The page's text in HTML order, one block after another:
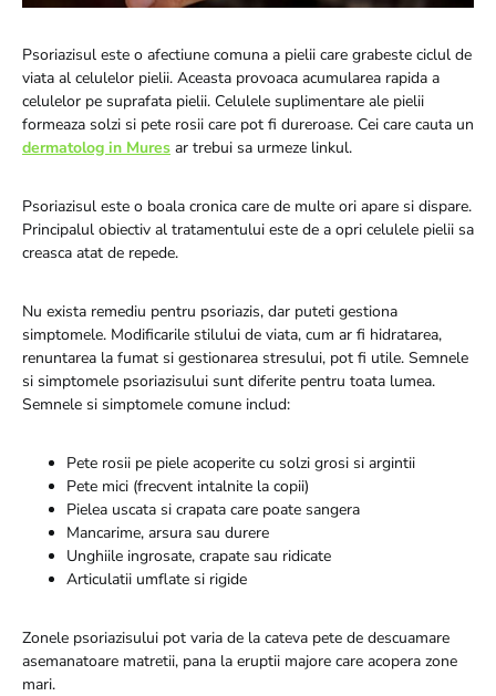
Psoriazisul este o afectiune comuna a pielii care grabeste ciclul de
viata al celulelor pielii. Aceasta provoaca acumularea rapida a
celulelor pe suprafata pielii. Celulele suplimentare ale pielii
formeaza solzi si pete rosii care pot fi dureroase. Cei care cauta un
dermatolog in Mures ar trebui sa urmeze linkul.
Psoriazisul este o boala cronica care de multe ori apare si dispare.
Principalul obiectiv al tratamentului este de a opri celulele pielii sa
creasca atat de repede.
Nu exista remediu pentru psoriazis, dar puteti gestiona
simptomele. Modificarile stilului de viata, cum ar fi hidratarea,
renuntarea la fumat si gestionarea stresului, pot fi utile. Semnele
si simptomele psoriazisului sunt diferite pentru toata lumea.
Semnele si simptomele comune includ:
Pete rosii pe piele acoperite cu solzi grosi si argintii
Pete mici (frecvent intalnite la copii)
Pielea uscata si crapata care poate sangera
Mancarime, arsura sau durere
Unghiile ingrosate, crapate sau ridicate
Articulatii umflate si rigide
Zonele psoriazisului pot varia de la cateva pete de descuamare
asemanatoare matretii, pana la eruptii majore care acopera zone
mari.